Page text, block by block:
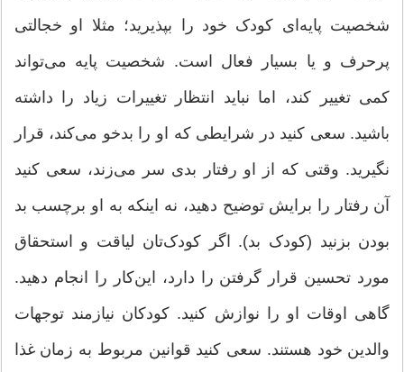
شخصیت پایه‌ای کودک خود را بپذیرید؛ مثلا او خجالتی
پرحرف و یا بسیار فعال است. شخصیت پایه می‌تواند
کمی تغییر کند، اما نباید انتظار تغییرات زیاد را داشته
باشید. سعی کنید در شرایطی که او را بدخو می‌کند، قرار
نگیرید. وقتی که از او رفتار بدی سر می‌زند، سعی کنید
آن رفتار را برایش توضیح دهید، نه اینکه به او برچسب بد
بودن بزنید (کودک بد). اگر کودک‌تان لیاقت و استحقاق
مورد تحسین قرار گرفتن را دارد، این‌کار را انجام دهید.
گاهی اوقات او را نوازش کنید. کودکان نیازمند توجهات
والدین خود هستند. سعی کنید قوانین مربوط به زمان غذا